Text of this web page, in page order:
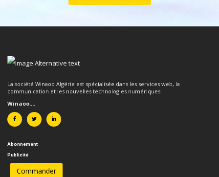
La société Winaoo Algérie est spécialisée dans les services web, la
communication et les nouvelles technologies numériques.
Winaoo....
Abonnement
Publicité